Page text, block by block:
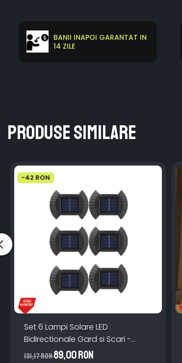
BANII INAPOI GARANTAT IN
14 ZILE
Produse similare
-42 RON
Set 6 Lampi Solare LED
Bidirectionale Gard si Scari -
200mAh, IP65, Alb Cald, Senzor
131,17 RON89,00 RON